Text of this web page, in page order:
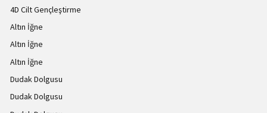
4D Cilt Gençleştirme
Altın İğne
Altın İğne
Altın İğne
Dudak Dolgusu
Dudak Dolgusu